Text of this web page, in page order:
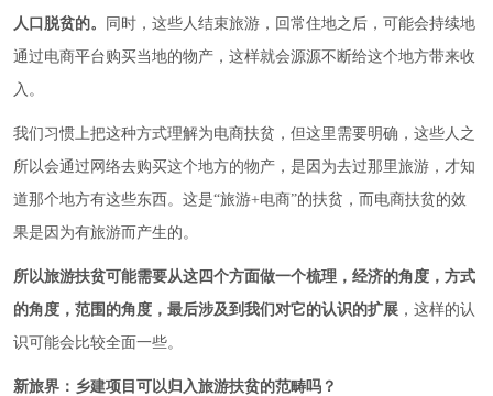
人口脱贫的。
同时，这些人结束旅游，回常住地之后，可能会持续地
通过电商平台购买当地的物产，这样就会源源不断给这个地方带来收
入。
我们习惯上把这种方式理解为电商扶贫，但这里需要明确，这些人之
所以会通过网络去购买这个地方的物产，是因为去过那里旅游，才知
道那个地方有这些东西。这是“旅游+电商”的扶贫，而电商扶贫的效
果是因为有旅游而产生的。
所以旅游扶贫可能需要从这四个方面做一个梳理，经济的角度，方式
的角度，范围的角度，最后涉及到我们对它的认识的扩展 ，这样的认
识可能会比较全面一些。
新旅界：乡建项目可以归入旅游扶贫的范畴吗？